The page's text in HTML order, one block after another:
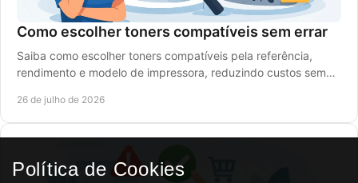
Como escolher toners compatíveis sem errar
Saiba como escolher toners compatíveis pela referência,
rendimento e modelo de impressora, reduzindo custos sem
26 de julho de 2026
Política de Cookies